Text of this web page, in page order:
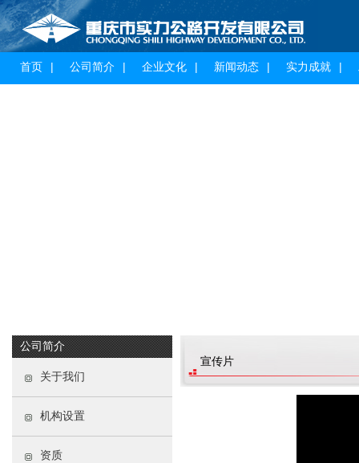
首页 公司简介 企业文化 新闻动态 实力成就
公司简介
关于我们
机构设置
资质
宣传片